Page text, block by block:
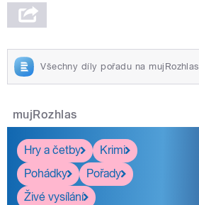
Všechny díly pořadu na mujRozhlas
mujRozhlas
Hry a četby
Krimi
Pohádky
Pořady
Živé vysílání